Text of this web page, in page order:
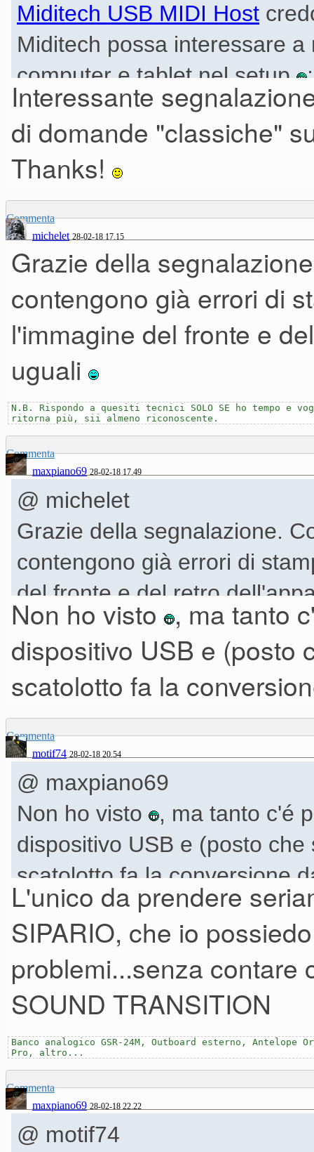
Miditech USB MIDI Host
Miditech possa interessare
computer e tablet nel setup
meno costoso degli USB
Fonisce una connessione
OUT che IN, laddove altri
solo MIDI OUT.
Interessante
di domande "classiche"
Thanks!
Commenta
michelet 28-02-18 17.15
Grazie della
contengono già errori di
l'immagine del fronte e
uguali
N.B. Rispondo a quesiti tecnici SOLO SE ho tempo e
ritorna più, sii almeno riconoscente.
Commenta
maxpiano69 28-02-18 17.49
@ michelet
Grazie della segnalazione.
contengono già errori di
del fronte e del retro
Non ho visto , ma tanto
dispositivo USB e (posto
scatolotto fa la
Commenta
motif74 28-02-18 20.54
@ maxpiano69
Non ho visto
, ma tanto c'é
dispositivo USB e (posto
scatolotto fa la conversione
L'unico da prendere
SIPARIO, che io
problemi...senza contare
SOUND TRANSITION
Banco analogico GSR-24M, Outboard esterno, Antelope
Pro, altro...
Commenta
maxpiano69 28-02-18 22.22
@ motif74